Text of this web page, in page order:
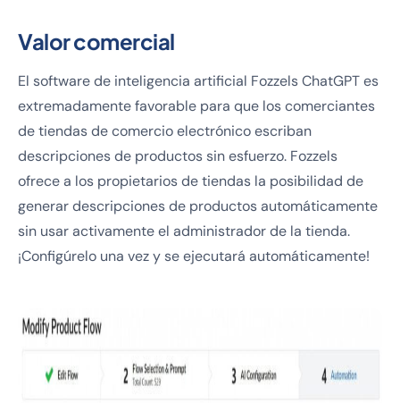
Valor comercial
El software de inteligencia artificial Fozzels ChatGPT es
extremadamente favorable para que los comerciantes
de tiendas de comercio electrónico escriban
descripciones de productos sin esfuerzo. Fozzels
ofrece a los propietarios de tiendas la posibilidad de
generar descripciones de productos automáticamente
sin usar activamente el administrador de la tienda.
¡Configúrelo una vez y se ejecutará automáticamente!